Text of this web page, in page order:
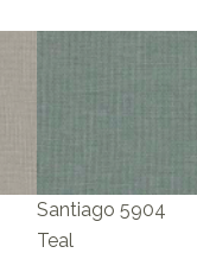
Santiago 5904
Teal